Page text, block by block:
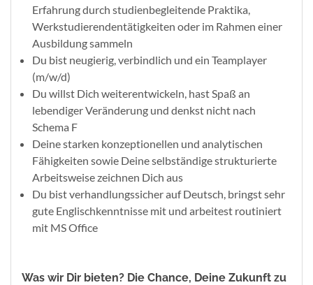
Erfahrung durch studienbegleitende Praktika,
Werkstudierendentätigkeiten oder im Rahmen einer
Ausbildung sammeln
Du bist neugierig, verbindlich und ein Teamplayer
(m/w/d)
Du willst Dich weiterentwickeln, hast Spaß an
lebendiger Veränderung und denkst nicht nach
Schema F
Deine starken konzeptionellen und analytischen
Fähigkeiten sowie Deine selbständige strukturierte
Arbeitsweise zeichnen Dich aus
Du bist verhandlungssicher auf Deutsch, bringst sehr
gute Englischkenntnisse mit und arbeitest routiniert
mit MS Office
Was wir Dir bieten? Die Chance, Deine Zukunft zu